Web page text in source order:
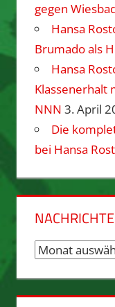
gegen
Hansa
Brumado als
Hansa
Klassenerhalt
NNN 3. April
Die
bei Hansa
Nachrichten-